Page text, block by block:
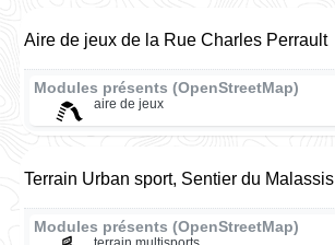
Aire de jeux de la Rue Charles Perrault
Modules présents (OpenStreetMap)
aire de jeux
Terrain Urban sport, Sentier du Malassis
Modules présents (OpenStreetMap)